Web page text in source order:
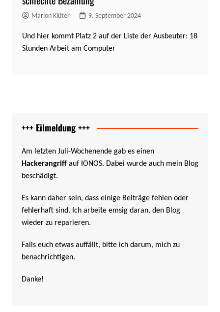
Marion Klüter 9. September 2024
Und hier kommt Platz 2 auf der Liste der Ausbeuter: 18
Stunden Arbeit am Computer
+++ Eilmeldung +++
Am letzten Juli-Wochenende gab es einen
Hackerangriffauf IONOS. Dabei wurde auch mein Blog
beschädigt.
Es kann daher sein, dass einige Beiträge fehlen oder
fehlerhaft sind. Ich arbeite emsig daran, den Blog
wieder zu reparieren.
Falls euch etwas auffällt, bitte ich darum, mich zu
benachrichtigen.
Danke!